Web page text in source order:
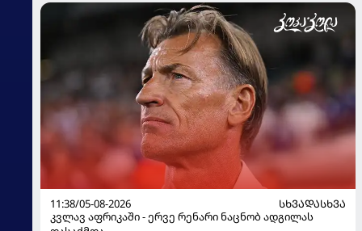
11:38/05-08-2026
ᲡᲮᲕᲐᲓᲐᲡᲮᲕᲐ
კვლავ აფრიკაში - ერვე რენარი ნაცნობ ადგილას